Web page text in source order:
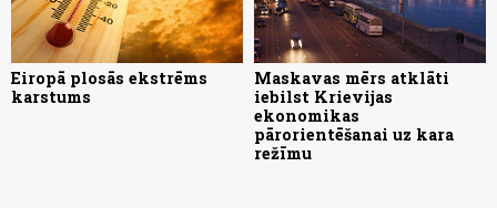
Eiropā plosās ekstrēms
karstums
Maskavas mērs atklāti
iebilst Krievijas
ekonomikas
pārorientēšanai uz kara
režīmu